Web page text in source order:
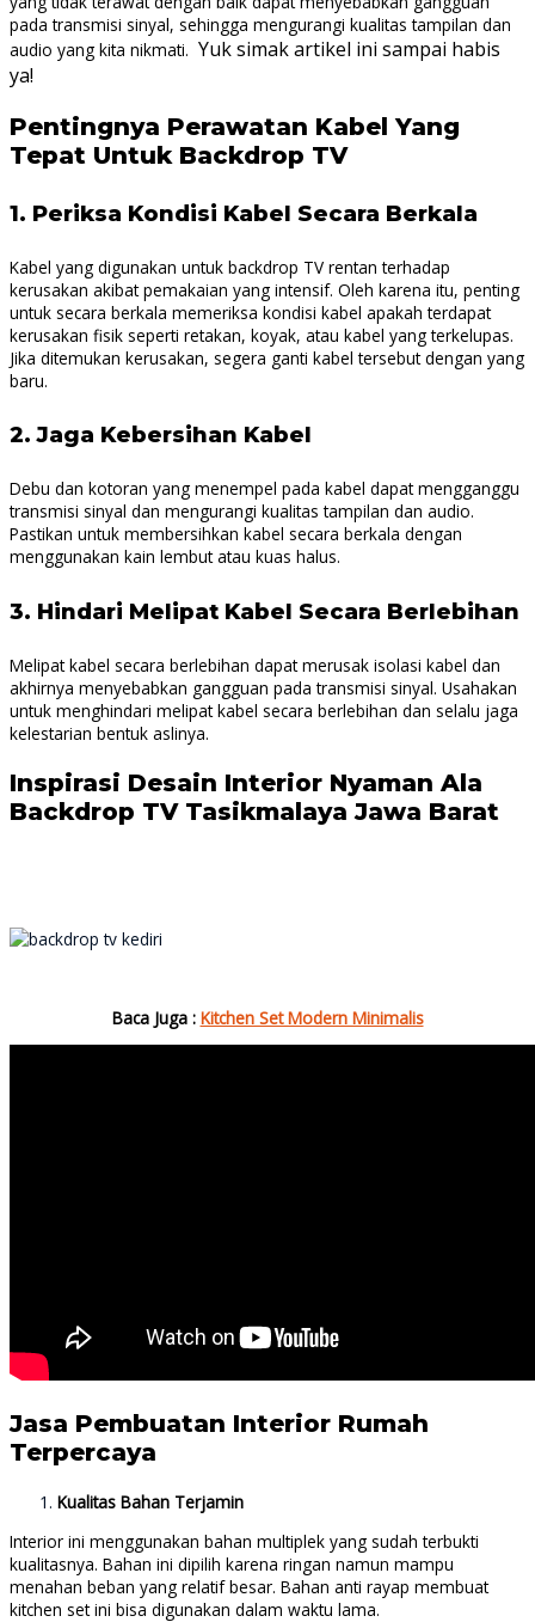
pada transmisi sinyal, sehingga mengurangi kualitas tampilan dan
audio yang kita nikmati. Yuk simak artikel ini sampai habis
ya!
Pentingnya Perawatan Kabel Yang
Tepat Untuk Backdrop TV
1. Periksa Kondisi Kabel Secara Berkala
Kabel yang digunakan untuk backdrop TV rentan terhadap
kerusakan akibat pemakaian yang intensif. Oleh karena itu, penting
untuk secara berkala memeriksa kondisi kabel apakah terdapat
kerusakan fisik seperti retakan, koyak, atau kabel yang terkelupas.
Jika ditemukan kerusakan, segera ganti kabel tersebut dengan yang
baru.
2.Jaga Kebersihan Kabel
Debu dan kotoran yang menempel pada kabel dapat mengganggu
transmisi sinyal dan mengurangi kualitas tampilan dan audio.
Pastikan untuk membersihkan kabel secara berkala dengan
menggunakan kain lembut atau kuas halus.
3. Hindari Melipat Kabel Secara Berlebihan
Melipat kabel secara berlebihan dapat merusak isolasi kabel dan
akhirnya menyebabkan gangguan pada transmisi sinyal. Usahakan
untuk menghindari melipat kabel secara berlebihan dan selalu jaga
kelestarian bentuk aslinya.
Inspirasi Desain Interior Nyaman Ala
Backdrop TV Tasikmalaya Jawa Barat
Baca Juga : Kitchen Set Modern Minimalis
Jasa Pembuatan Interior Rumah
Terpercaya
Kualitas Bahan Terjamin
Interior ini menggunakan bahan multiplek yang sudah terbukti
kualitasnya. Bahan ini dipilih karena ringan namun mampu
menahan beban yang relatif besar. Bahan anti rayap membuat
kitchen set ini bisa digunakan dalam waktu lama.